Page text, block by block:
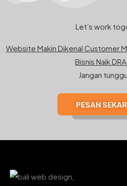
Let’s work
Website Makin Dikenal Customer
Bisnis Naik
Jangan
PESAN